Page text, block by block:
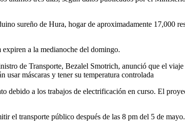
sureño de Hura, hogar de aproximadamente 17,000
expiren a la medianoche del domingo.
de Transporte, Bezalel Smotrich, anunció que el
máscaras y tener su temperatura controlada
a los trabajos de electrificación en curso. El
el transporte público después de las 8 pm del 5 de mayo.